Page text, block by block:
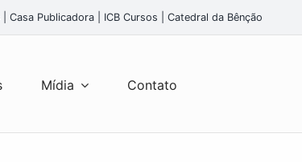
|Casa Publicadora ICB Cursos |Catedral da Bênção
Mídia Contato